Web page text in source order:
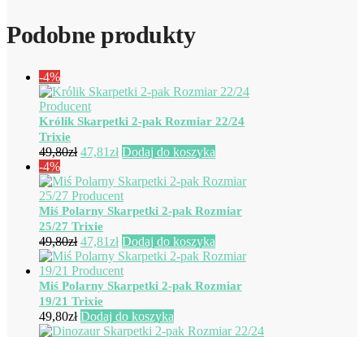
Podobne produkty
-4%
Królik Skarpetki 2-pak Rozmiar 22/24
Trixie
49,80zł Pierwotna
wynosiła:
49,80zł.
47,81złAktualna
wynosi:
47,81zł.
Dodaj do koszyka
-4%
Miś Polarny Skarpetki 2-pak Rozmiar
25/27 Trixie
49,80zł Pierwotna
cena
wynosiła:
49,80zł.
47,81złAktualna
cena
wynosi:
47,81zł.
Dodaj do koszyka
Miś Polarny Skarpetki 2-pak Rozmiar
19/21 Trixie
49,80zł Dodaj do koszyka